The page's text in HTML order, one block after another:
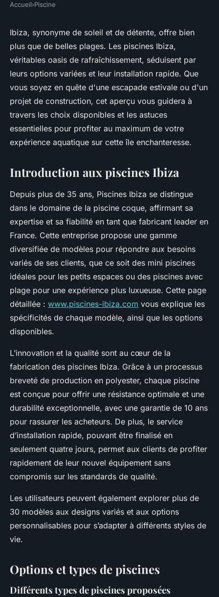
Tout savoir sur les piscines
ibiza : options et installation
rapide
Julien •5 avril 2025•4 min de lecture
Accueil›Piscine
Ibiza, synonyme de soleil et de détente, offre bien
plus que de belles plages. Les piscines Ibiza,
véritables oasis de rafraîchissement, séduisent par
leurs options variées et leur installation rapide. Que
vous soyez en quête d'une escapade estivale ou d'un
projet de construction, cet aperçu vous guidera à
travers les choix disponibles et les astuces
essentielles pour profiter au maximum de votre
expérience aquatique sur cette île enchanteresse.
Introduction aux piscines Ibiza
Depuis plus de 35 ans, Piscines Ibiza se distingue
dans le domaine de la piscine coque, affirmant sa
expertise et sa fiabilité en tant que fabricant leader en
France. Cette entreprise propose une gamme
diversifiée de modèles pour répondre aux besoins
variés de ses clients, que ce soit des mini piscines
idéales pour les petits espaces ou des piscines avec
plage pour une expérience plus luxueuse. Cette page
détaillée : www.piscines-ibiza.com vous explique les
spécificités de chaque modèle, ainsi que les options
disponibles.
L’innovation et la qualité sont au cœur de la
fabrication des piscines Ibiza. Grâce à un processus
breveté de production en polyester, chaque piscine
est conçue pour offrir une résistance optimale et une
durabilité exceptionnelle, avec une garantie de 10 ans
pour rassurer les acheteurs. De plus, le service
d’installation rapide, pouvant être finalisé en
seulement quatre jours, permet aux clients de profiter
rapidement de leur nouvel équipement sans
compromis sur les standards de qualité.
Les utilisateurs peuvent également explorer plus de
30 modèles aux designs variés et aux options
personnalisables pour s’adapter à différents styles de
vie.
Options et types de piscines
Différents types de piscines proposées